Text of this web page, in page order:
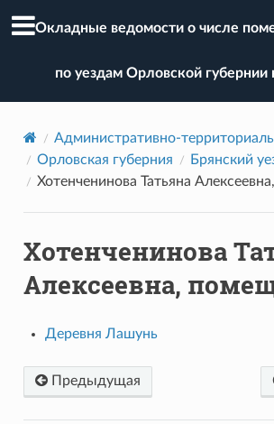
Окладные ведомости о числе
по уездам Орловской губернии
Административно-
Орловская губерния
Брянский
Хотенченинова Татьяна
Хотенченинова
Алексеевна,
Деревня Лашунь
Предыдущая